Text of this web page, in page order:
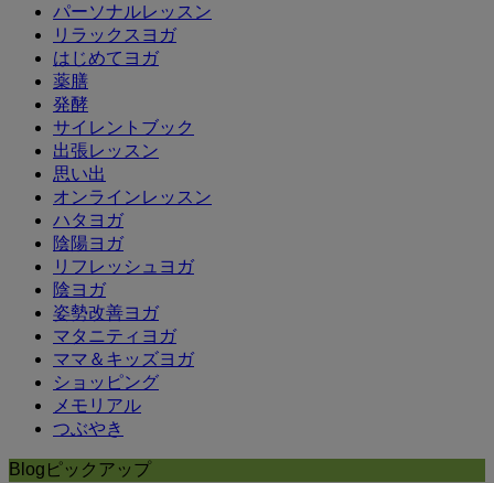
パーソナルレッスン
リラックスヨガ
はじめてヨガ
薬膳
発酵
サイレントブック
出張レッスン
思い出
オンラインレッスン
ハタヨガ
陰陽ヨガ
リフレッシュヨガ
陰ヨガ
姿勢改善ヨガ
マタニティヨガ
ママ＆キッズヨガ
ショッピング
メモリアル
つぶやき
Blogピックアップ